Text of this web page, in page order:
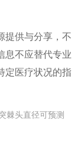
提供与分享，不
息不应替代专业
定医疗状况的指
棘头直径可预测